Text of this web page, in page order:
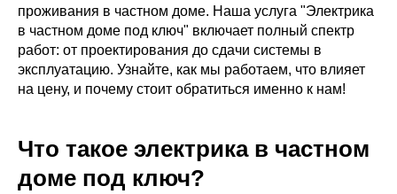
проживания в частном доме. Наша услуга "Электрика
в частном доме под ключ" включает полный спектр
работ: от проектирования до сдачи системы в
эксплуатацию. Узнайте, как мы работаем, что влияет
на цену, и почему стоит обратиться именно к нам!
Что такое электрика в частном
доме под ключ?